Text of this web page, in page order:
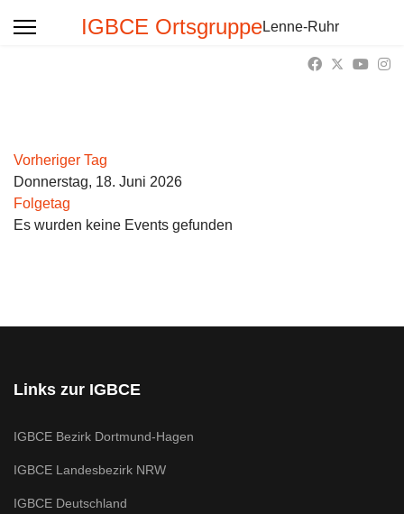
IGBCE OrtsgruppeLenne-Ruhr
Vorheriger Tag
Donnerstag, 18. Juni 2026
Folgetag
Es wurden keine Events gefunden
Links zur IGBCE
IGBCE Bezirk Dortmund-Hagen
IGBCE Landesbezirk NRW
IGBCE Deutschland